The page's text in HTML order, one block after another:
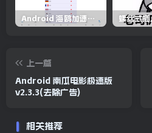
Android 海鸥加速器v6.6.3(解锁会员)
上一篇
Android 南瓜电影极速版
v2.3.3(去除广告)
相关推荐